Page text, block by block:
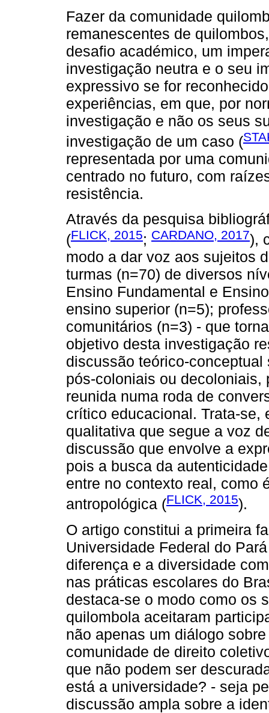
Fazer da comunidade
remanescentes de
desafio académico, um
investigação neutra e o seu
expressivo se for
experiências, em que, por
investigação e não os seus
investigação de um caso (
representada por uma
centrado no futuro, com
resistência.
Através da pesquisa
(FLICK, 2015; CARDANO, 2017),
modo a dar voz aos sujeitos
turmas (n=70) de diversos
Ensino Fundamental e
ensino superior (n=5);
comunitários (n=3) - que
objetivo desta investigação
discussão teórico-
pós-coloniais ou
reunida numa roda de
crítico educacional. Trata-se,
qualitativa que segue a voz
discussão que envolve a
pois a busca da
entre no contexto real, como
antropológica (FLICK, 2015).
O artigo constitui a primeira
Universidade Federal do
diferença e a diversidade
nas práticas escolares do
destaca-se o modo como os
quilombola aceitaram
não apenas um diálogo
comunidade de direito
que não podem ser
está a universidade? - seja
discussão ampla sobre a